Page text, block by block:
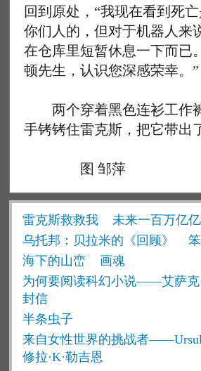
回到原处，“我现在看到死
你们人的，但对于机器人来
在仓库里短暂休息一下而已
顿先生，认识您深感荣幸。”
两个穿着黑色连衫工作
手铐铐住雷克斯，把它带出
图 邹萍
雷克斯救救我
未来一百万亿
乌托邦：贝拉米的《回顾》
海下的山峦
画魂
为何要阅读科幻小说——艾萨克
封信
半条虫子
来自女性世界的挑战者
修拉·K·勒吉恩